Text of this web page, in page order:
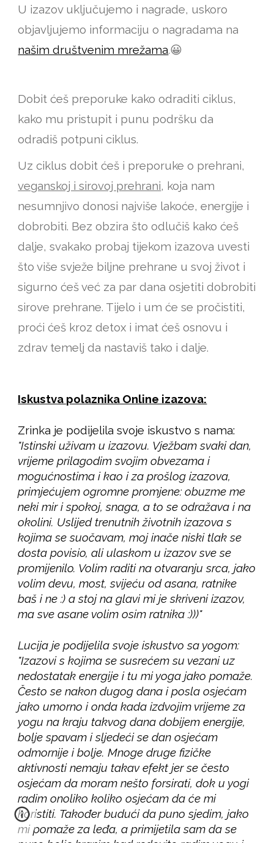
U izazov uključujemo i nagrade, uskoro
objavljujemo informaciju o nagradama na
našim društvenim mrežama.😀
Dobit ćeš preporuke kako odraditi ciklus,
kako mu pristupit i punu podršku da
odradiš potpuni ciklus.
Uz ciklus dobit ćeš i preporuke o prehrani,
veganskoj i sirovoj prehrani, koja nam
nesumnjivo donosi najviše lakoće, energije i
dobrobiti. Bez obzira što odlučiš kako ćeš
dalje, svakako probaj tijekom izazova uvesti
što više svježe biljne prehrane u svoj život i
sigurno ćeš već za par dana osjetiti dobrobiti
sirove prehrane. Tijelo i um će se pročistiti,
proći ćeš kroz detox i imat ćeš osnovu i
zdrav temelj da nastaviš tako i dalje.
Iskustva polaznika Online izazova:
Zrinka je podijelila svoje iskustvo s nama:
"Istinski uživam u izazovu. Vježbam svaki dan,
vrijeme prilagodim svojim obvezama i
mogućnostima i kao i za prošlog izazova,
primjećujem ogromne promjene: obuzme me
neki mir i spokoj, snaga, a to se odražava i na
okolini. Uslijed trenutnih životnih izazova s
kojima se suočavam, moj inače niski tlak se
dosta povisio, ali ulaskom u izazov sve se
promijenilo. Volim raditi na otvaranju srca, jako
volim devu, most, svijeću od asana, ratnike
baš i ne :) a stoj na glavi mi je skriveni izazov,
ma sve asane volim osim ratnika :)))"
Lucija je podijelila svoje iskustvo sa yogom:
"Izazovi s kojima se susrećem su vezani uz
nedostatak energije i tu mi yoga jako pomaže.
Često se nakon dugog dana i posla osjećam
jako umorno i onda kada izdvojim vrijeme za
yogu na kraju takvog dana dobijem energije,
bolje spavam i sljedeći se dan osjećam
odmornije i bolje. Mnoge druge fizičke
aktivnosti nemaju takav efekt jer se često
osjećam da moram nešto forsirati, dok u yogi
radim onoliko koliko osjećam da će mi
koristiti. Također budući da puno sjedim, jako
mi pomaže za leđa, a primijetila sam da se